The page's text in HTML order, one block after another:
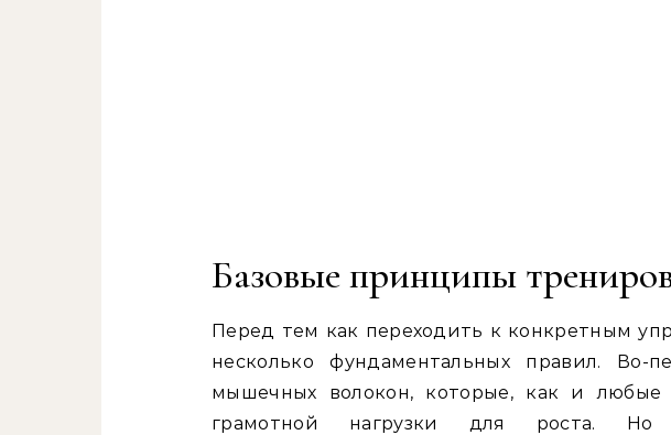
Базовые принципы
Перед тем как переходить к конкретным
несколько фундаментальных правил. Во-
мышечных волокон, которые, как и
грамотной нагрузки для роста.